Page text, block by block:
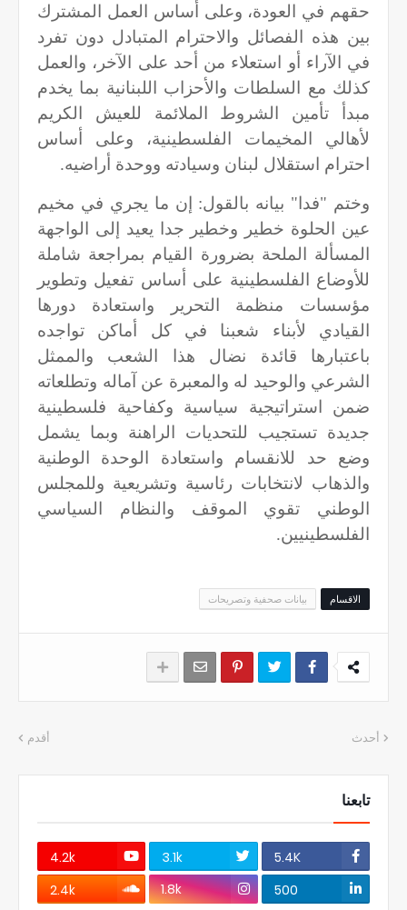
حقهم في العودة، وعلى أساس العمل المشترك
بين هذه الفصائل والاحترام المتبادل دون تفرد
في الآراء أو استعلاء من أحد على الآخر، والعمل
كذلك مع السلطات والأحزاب اللبنانية بما يخدم
مبدأ تأمين الشروط الملائمة للعيش الكريم
لأهالي المخيمات الفلسطينية، وعلى أساس
احترام استقلال لبنان وسيادته ووحدة أراضيه.
وختم "فدا" بيانه بالقول: إن ما يجري في مخيم
عين الحلوة خطير وخطير جدا يعيد إلى الواجهة
المسألة الملحة بضرورة القيام بمراجعة شاملة
للأوضاع الفلسطينية على أساس تفعيل وتطوير
مؤسسات منظمة التحرير واستعادة دورها
القيادي لأبناء شعبنا في كل أماكن تواجده
باعتبارها قائدة نضال هذا الشعب والممثل
الشرعي والوحيد له والمعبرة عن آماله وتطلعاته
ضمن استراتيجية سياسية وكفاحية فلسطينية
جديدة تستجيب للتحديات الراهنة وبما يشمل
وضع حد للانقسام واستعادة الوحدة الوطنية
والذهاب لانتخابات رئاسية وتشريعية وللمجلس
الوطني تقوي الموقف والنظام السياسي
الفلسطينيين.
الاقسام بيانات صحفية وتصريحات
أحدث أقدم
تابعنا
5.4K
3.1k
4.2k
500
1.8k
2.4k